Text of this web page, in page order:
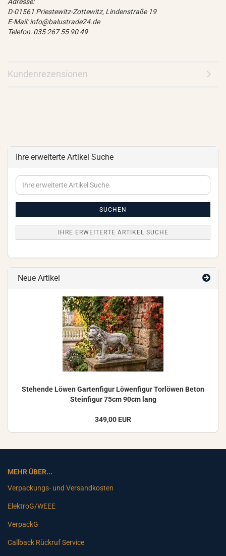
D-01561 Priestewitz-Zottewitz, Lindenstraße 19
E-Mail: info@balustrade24.de
Telefon: 035 267 55 90 49
Kundenrezensionen
Ihre erweiterte Artikel Suche
Ihre
erweiterte
SUCHEN
IHRE ERWEITERTE ARTIKEL SUCHE
Neue Artikel
Ste­hen­de Löwen Gar­ten­fi­gur Lö­wen­fi­gur Tor­lö­wen Beton
Stein­fi­gur 75cm 90cm lang
349,00 EUR
MEHR ÜBER...
Verpackungs- und Versandkosten
ElektroG/WEEE
VerpackG
Callback Rückruf Service